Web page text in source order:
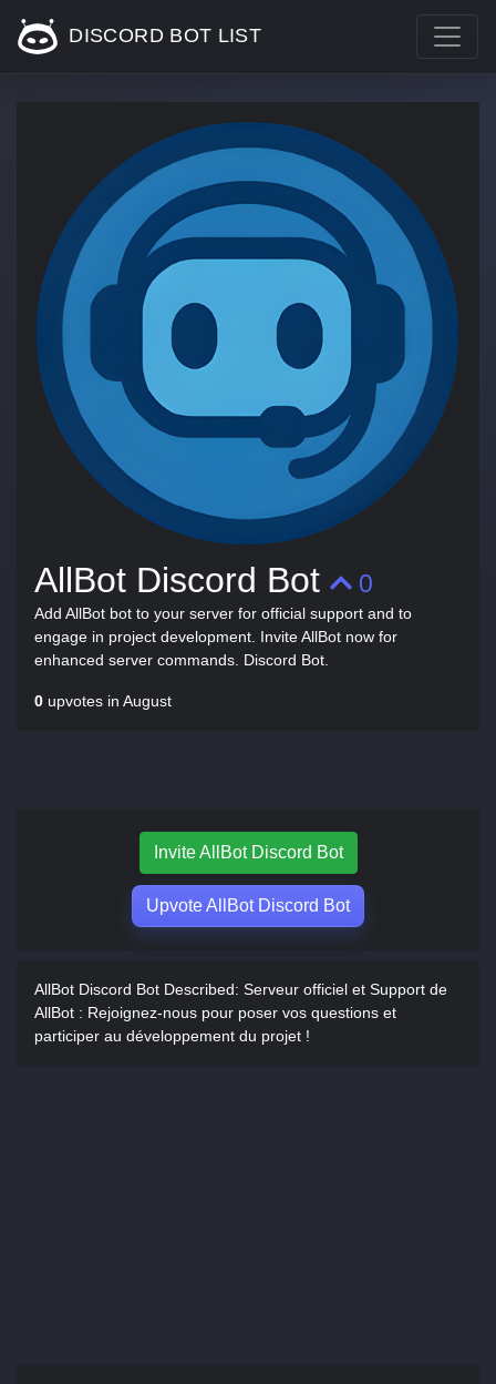
DISCORD BOT LIST
AllBot Discord Bot 0
Add AllBot bot to your server for official support and to
engage in project development. Invite AllBot now for
enhanced server commands. Discord Bot.
0 upvotes in August
Invite AllBot Discord Bot
Upvote AllBot Discord Bot
AllBot Discord Bot Described: Serveur officiel et Support de
AllBot : Rejoignez-nous pour poser vos questions et
participer au développement du projet !